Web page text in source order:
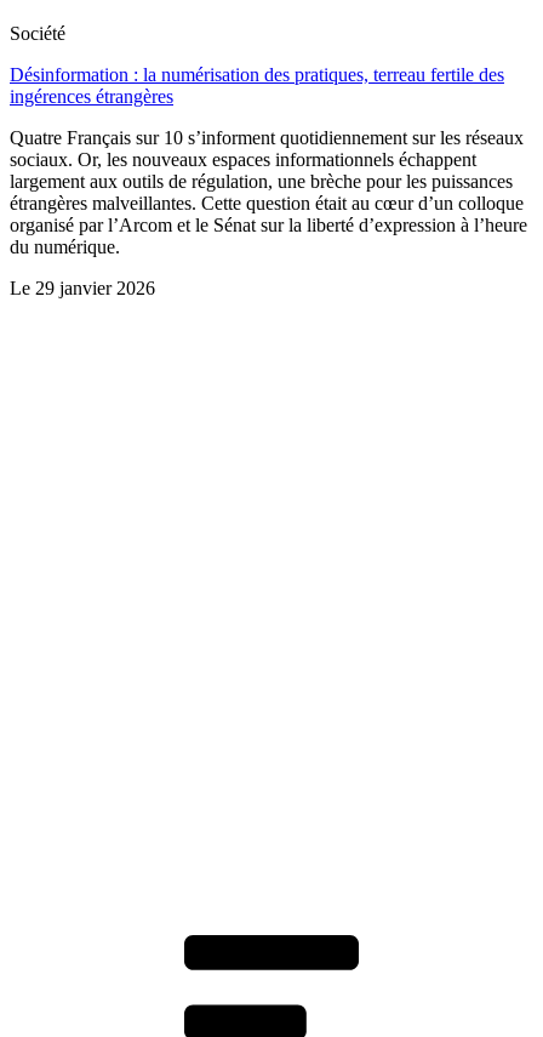
Société
Désinformation : la numérisation des pratiques, terreau fertile des
ingérences étrangères
Quatre Français sur 10 s’informent quotidiennement sur les réseaux
sociaux. Or, les nouveaux espaces informationnels échappent
largement aux outils de régulation, une brèche pour les puissances
étrangères malveillantes. Cette question était au cœur d’un colloque
organisé par l’Arcom et le Sénat sur la liberté d’expression à l’heure
du numérique.
Le 29 janvier 2026